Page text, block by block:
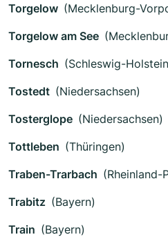
Torgelow (Mecklenburg-
Torgelow am See
Tornesch (Schleswig-
Tostedt (Niedersachsen)
Tosterglope (Niedersachsen)
Tottleben (Thüringen)
Traben-Trarbach (Rheinland-
Trabitz (Bayern)
Train (Bayern)